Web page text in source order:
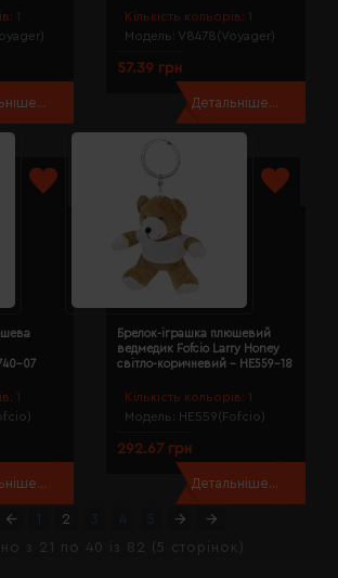
1
Кількість кольорів: 1
Модель: V8478(Voyager)
57.39 грн
Детальніше...
1
07
Кількість кольорів: 1
Модель: HE559(Fofcio)
Брелок-іграшка плюшевий
ведмедик Fofcio Larry Honey
світло-коричневий - HE559-18
292.67 грн
Детальніше...
1 2 3 4
5
з 21 по 40 із 82 (5 сторінок)